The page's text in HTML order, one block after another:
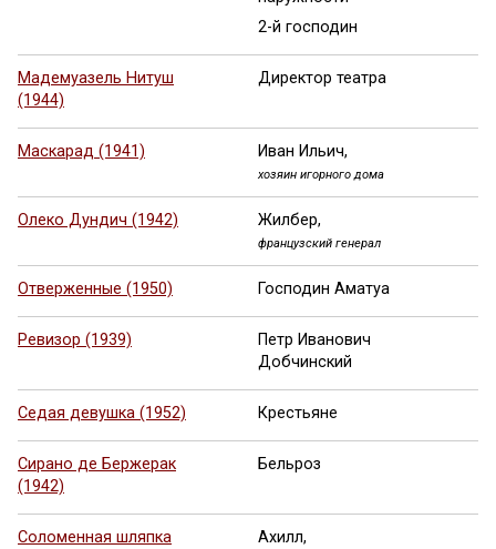
2-й господин
Мадемуазель Нитуш
(1944)
Директор театра
Маскарад (1941) Иван Ильич,
хозяин игорного дома
Олеко Дундич (1942) Жилбер,
французский генерал
Отверженные (1950) Господин Аматуа
Ревизор (1939)
Петр Иванович
Добчинский
Седая девушка (1952) Крестьяне
Сирано де Бержерак
(1942)
Бельроз
Соломенная шляпка
Ахилл,